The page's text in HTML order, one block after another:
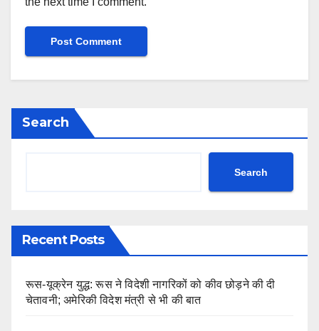
Search
Search
Recent Posts
रूस-यूक्रेन युद्ध: रूस ने विदेशी नागरिकों को कीव छोड़ने की दी
चेतावनी; अमेरिकी विदेश मंत्री से भी की बात